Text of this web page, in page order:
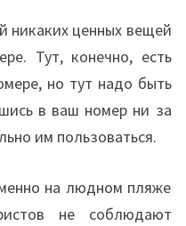
никаких ценных вещей
Тут, конечно, есть
но тут надо быть
в ваш номер ни за
им пользоваться.
на людном пляже
не соблюдают